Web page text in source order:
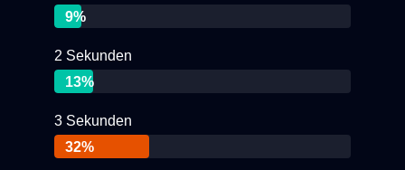
9%
2 Sekunden
13%
3 Sekunden
32%